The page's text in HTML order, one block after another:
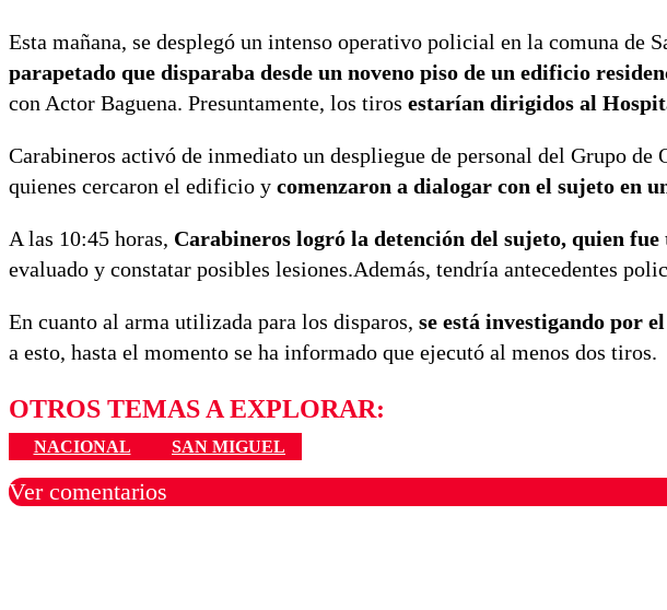
Esta mañana, se desplegó un intenso operativo policial en la comuna de
parapetado que disparaba desde un noveno piso de un edificio
con Actor Baguena. Presuntamente, los tiros estarían dirigidos al
Carabineros activó de inmediato un despliegue de personal del Grupo de
quienes cercaron el edificio y comenzaron a dialogar con el sujeto en
A las 10:45 horas, Carabineros logró la detención del sujeto, quien
evaluado y constatar posibles lesiones.Además, tendría antecedentes
En cuanto al arma utilizada para los disparos, se está investigando por
a esto, hasta el momento se ha informado que ejecutó al menos dos tiros.
OTROS TEMAS A EXPLORAR:
NACIONAL SAN MIGUEL
Ver comentarios